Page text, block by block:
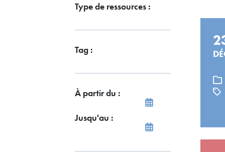
Type de ressources :
Tag :
À partir du :
Jusqu'au :